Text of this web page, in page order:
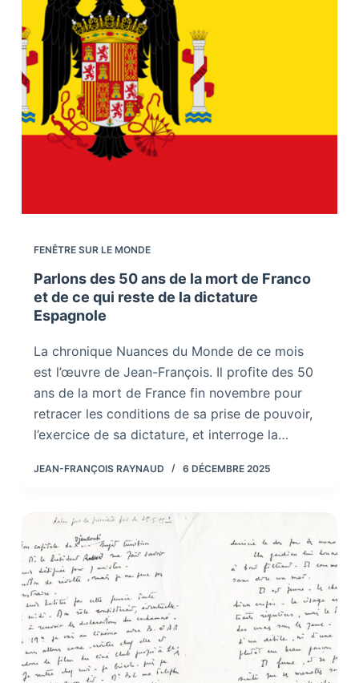
FENÊTRE SUR LE MONDE
Parlons des 50 ans de la mort de Franco
et de ce qui reste de la dictature
Espagnole
La chronique Nuances du Monde de ce mois
est l’œuvre de Jean-François. Il profite des 50
ans de la mort de France fin novembre pour
retracer les conditions de sa prise de pouvoir,
l’exercice de sa dictature, et interroge la…
JEAN-FRANÇOIS RAYNAUD 6 DÉCEMBRE 2025